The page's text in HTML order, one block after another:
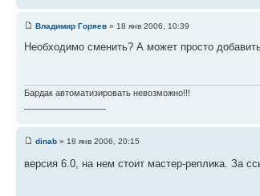
Владимир Горяев » 18 янв 2006, 10:39
Необходимо сменить? А может просто
Бардак автоматизировать невозможно!!!
dinab » 18 янв 2006, 20:15
версия 6.0, на нем стоит мастер-реплика. За